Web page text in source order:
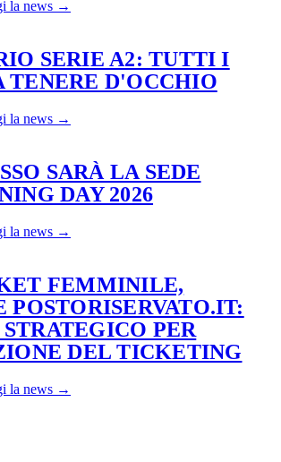
la news →
SERIE A2: TUTTI I
TENERE D'OCCHIO
la news →
SARÀ LA SEDE
DAY 2026
la news →
FEMMINILE,
POSTORISERVATO.IT:
PER
DEL TICKETING
la news →